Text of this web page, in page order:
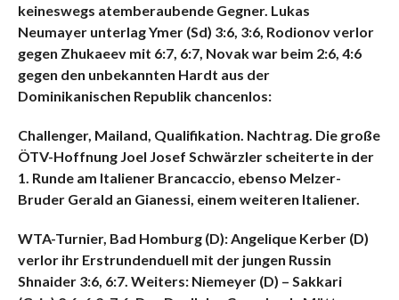
keineswegs atemberaubende Gegner. Lukas
Neumayer unterlag Ymer (Sd) 3:6, 3:6, Rodionov verlor
gegen Zhukaeev mit 6:7, 6:7, Novak war beim 2:6, 4:6
gegen den unbekannten Hardt aus der
Dominikanischen Republik chancenlos:
Challenger, Mailand, Qualifikation. Nachtrag. Die große
ÖTV-Hoffnung Joel Josef Schwärzler scheiterte in der
1. Runde am Italiener Brancaccio, ebenso Melzer-
Bruder Gerald an Gianessi, einem weiteren Italiener.
WTA-Turnier, Bad Homburg (D): Angelique Kerber (D)
verlor ihr Erstrundenduell mit der jungen Russin
Shnaider 3:6, 6:7. Weiters: Niemeyer (D) – Sakkari